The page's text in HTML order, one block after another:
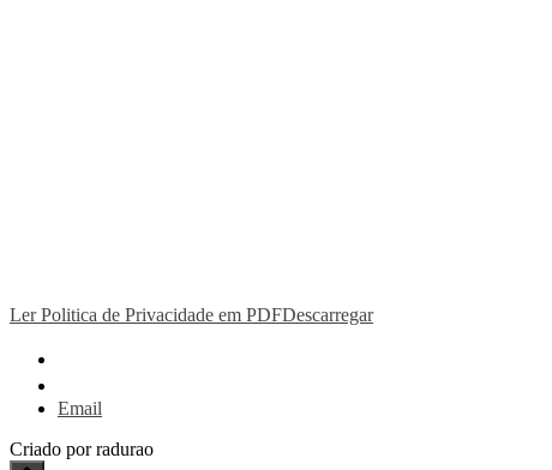
Ler Politica de Privacidade em PDFDescarregar
Email
Criado por radurao